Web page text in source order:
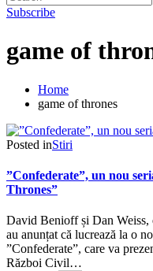
Subscribe
game of
Home
game of thrones
Posted inStiri
”Confederate”, un nou
Thrones”
David Benioff și Dan Weiss,
au anunțat că lucrează la o
”Confederate”, care va
Război Civil…